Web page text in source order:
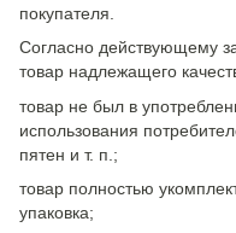
покупателя.
Согласно действующему
товар надлежащего
товар не был в
использования
пятен и т. п.;
товар полностью
упаковка;